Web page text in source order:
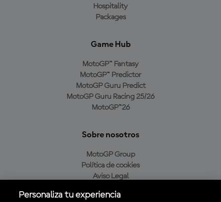
Hospitality
Packages
Game Hub
MotoGP™ Fantasy
MotoGP™ Predictor
MotoGP Guru Predict
MotoGP Guru Racing 25/26
MotoGP™26
Sobre nosotros
MotoGP Group
Política de cookies
Aviso Legal
Política de compra
Personaliza tu experiencia